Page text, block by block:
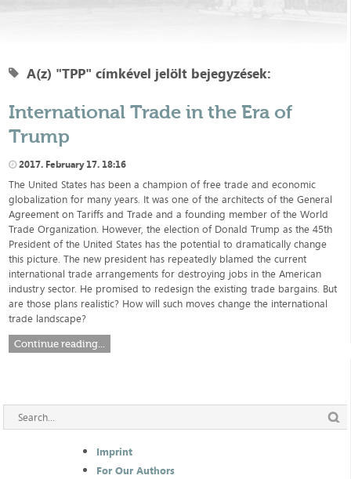
A(z) "TPP" címkével jelölt bejegyzések:
International Trade in the Era of
Trump
2017. February 17. 18:16
The United States has been a champion of free trade and economic
globalization for many years. It was one of the architects of the General
Agreement on Tariffs and Trade and a founding member of the World
Trade Organization. However, the election of Donald Trump as the 45th
President of the United States has the potential to dramatically change
this picture. The new president has repeatedly blamed the current
international trade arrangements for destroying jobs in the American
industry sector. He promised to redesign the existing trade bargains. But
are those plans realistic? How will such moves change the international
trade landscape?
Continue reading...
Imprint
For Our Authors